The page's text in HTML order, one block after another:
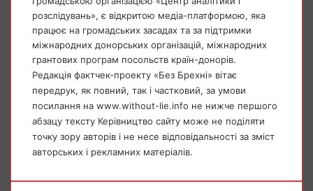
розслідувань», є відкритою медіа-платформою, яка
працює на громадських засадах та за підтримки
міжнародних донорських організацій, міжнародних
грантових програм посольств країн-донорів.
Редакція фактчек-проекту «Без Брехні» вітає
передрук, як повний, так і частковий, за умови
посилання на www.without-lie.info не нижче першого
абзацу тексту Керівництво сайту може не поділяти
точку зору авторів і не несе відповідальності за зміст
авторських і рекламних матеріалів.